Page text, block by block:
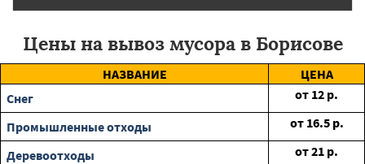
Цены на вывоз мусора в Борисове
НАЗВАНИЕ
ЦЕНА
Снег
от 12 р.
Промышленные отходы
от 16.5 р.
Деревоотходы
от21 р.